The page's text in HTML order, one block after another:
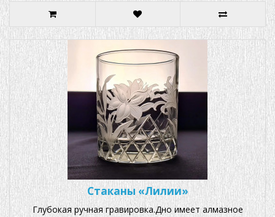
Стаканы «Лилии»
Глубокая ручная гравировка.Дно имеет алмазное